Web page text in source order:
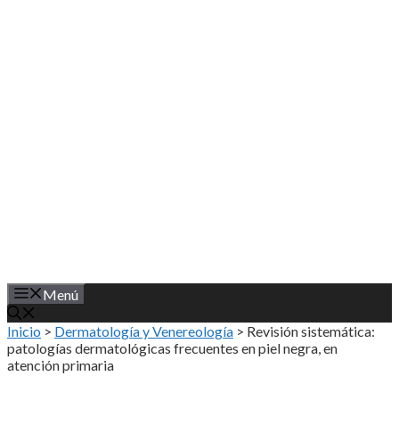
Menú
Inicio > Dermatología y Venereología > Revisión sistemática:
patologías dermatológicas frecuentes en piel negra, en
atención primaria